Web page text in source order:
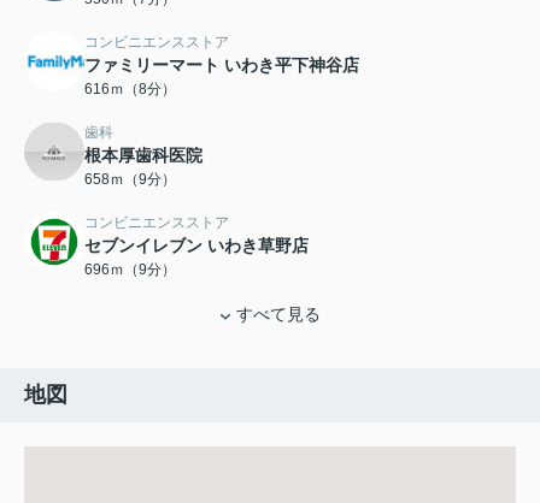
コンビニエンスストア
ファミリーマート いわき平下神谷店
616ｍ（8分）
歯科
根本厚歯科医院
658ｍ（9分）
コンビニエンスストア
セブンイレブン いわき草野店
696ｍ（9分）
すべて見る
地図